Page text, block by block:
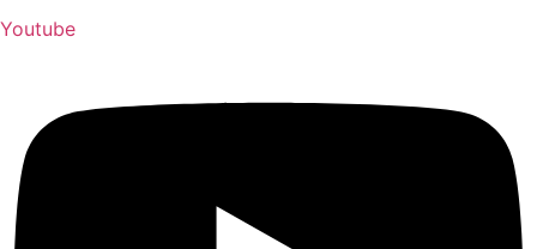
Youtube